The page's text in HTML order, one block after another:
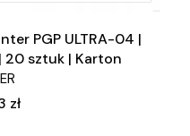
PGP ULTRA-04 |
20 sztuk | Karton
zł